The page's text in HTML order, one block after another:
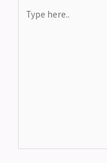
here..